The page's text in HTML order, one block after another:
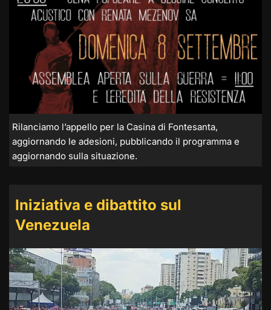
Rilanciamo l’appello per la Casina di Fontesanta,
aggiornando le adesioni, pubblicando il programma e
aggiornando sulla situazione.
Iniziativa e dibattito sul
Venezuela